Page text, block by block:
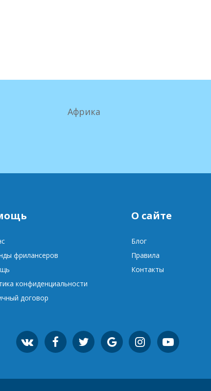
Африка
фрилансеров
конфиденциальности
договор
О сайте
Блог
Правила
Контакты